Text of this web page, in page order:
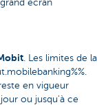
écran
. Les limites de la
en vigueur
ou jusqu'à ce